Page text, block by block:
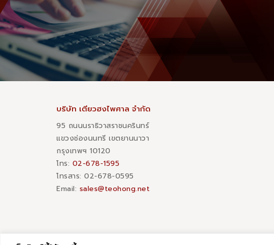
บริษัท เตียวฮงไพศาล จำกัด
95 ถนนนราธิวาสราชนครินทร์
แขวงช่องนนทรี เขตยานนาวา
กรุงเทพฯ 10120
โทร: 02-678-1595
โทรสาร:​ 02-678-0595
Email: sales@teohong.net